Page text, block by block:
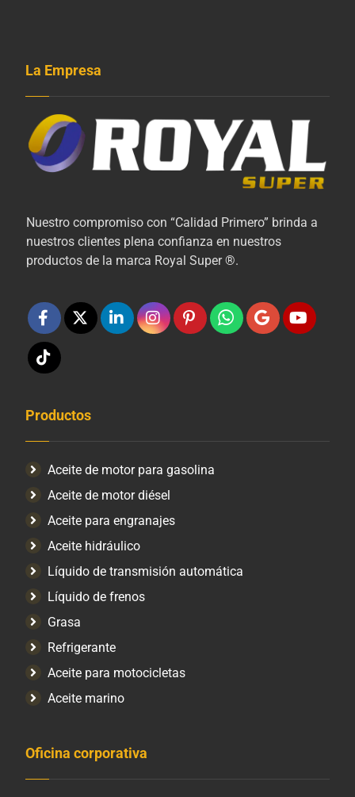
La Empresa
Nuestro compromiso con “Calidad Primero” brinda a
nuestros clientes plena confianza en nuestros
productos de la marca Royal Super ®.
Productos
Aceite de motor para gasolina
Aceite de motor diésel
Aceite para engranajes
Aceite hidráulico
Líquido de transmisión automática
Líquido de frenos
Grasa
Refrigerante
Aceite para motocicletas
Aceite marino
Oficina corporativa